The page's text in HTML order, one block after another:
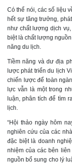
Có thể nói, các số liệu
hết sự tăng trưởng,
như chất lượng dịch
biệt là chất lượng
năng du lịch.
Tiềm năng và dư địa
lược phát triển du lịch
chiến lược để toàn
lực vẫn là một trong
luận, phân tích để tìm
lịch.
“Hội thảo ngày hôm
nghiên cứu của các
đặc biệt là doanh
nhiệm của các bên
nguồn bổ sung cho lý